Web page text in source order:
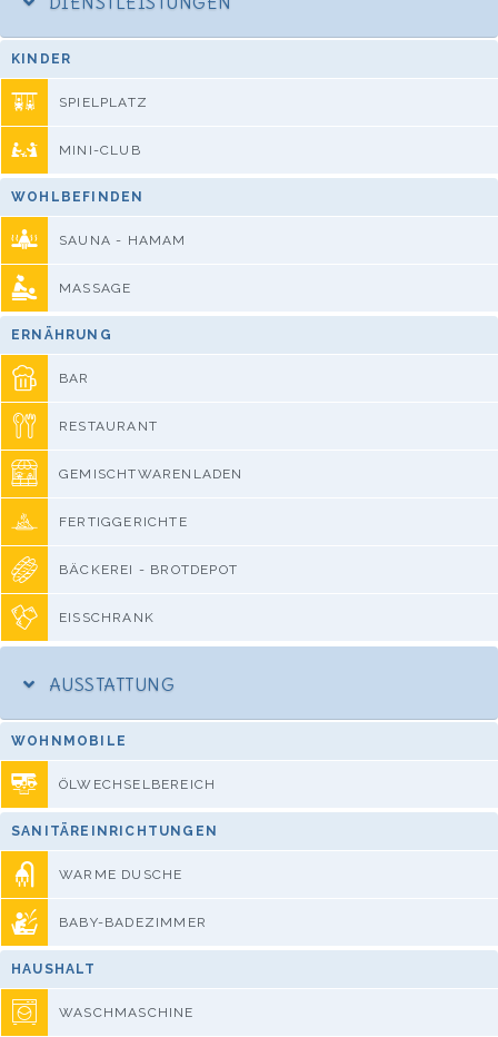
KINDER
SPIELPLATZ
MINI-CLUB
WOHLBEFINDEN
SAUNA - HAMAM
MASSAGE
ERNÄHRUNG
BAR
RESTAURANT
GEMISCHTWARENLADEN
FERTIGGERICHTE
BÄCKEREI - BROTDEPOT
EISSCHRANK
AUSSTATTUNG
WOHNMOBILE
ÖLWECHSELBEREICH
SANITÄREINRICHTUNGEN
WARME DUSCHE
BABY-BADEZIMMER
HAUSHALT
WASCHMASCHINE